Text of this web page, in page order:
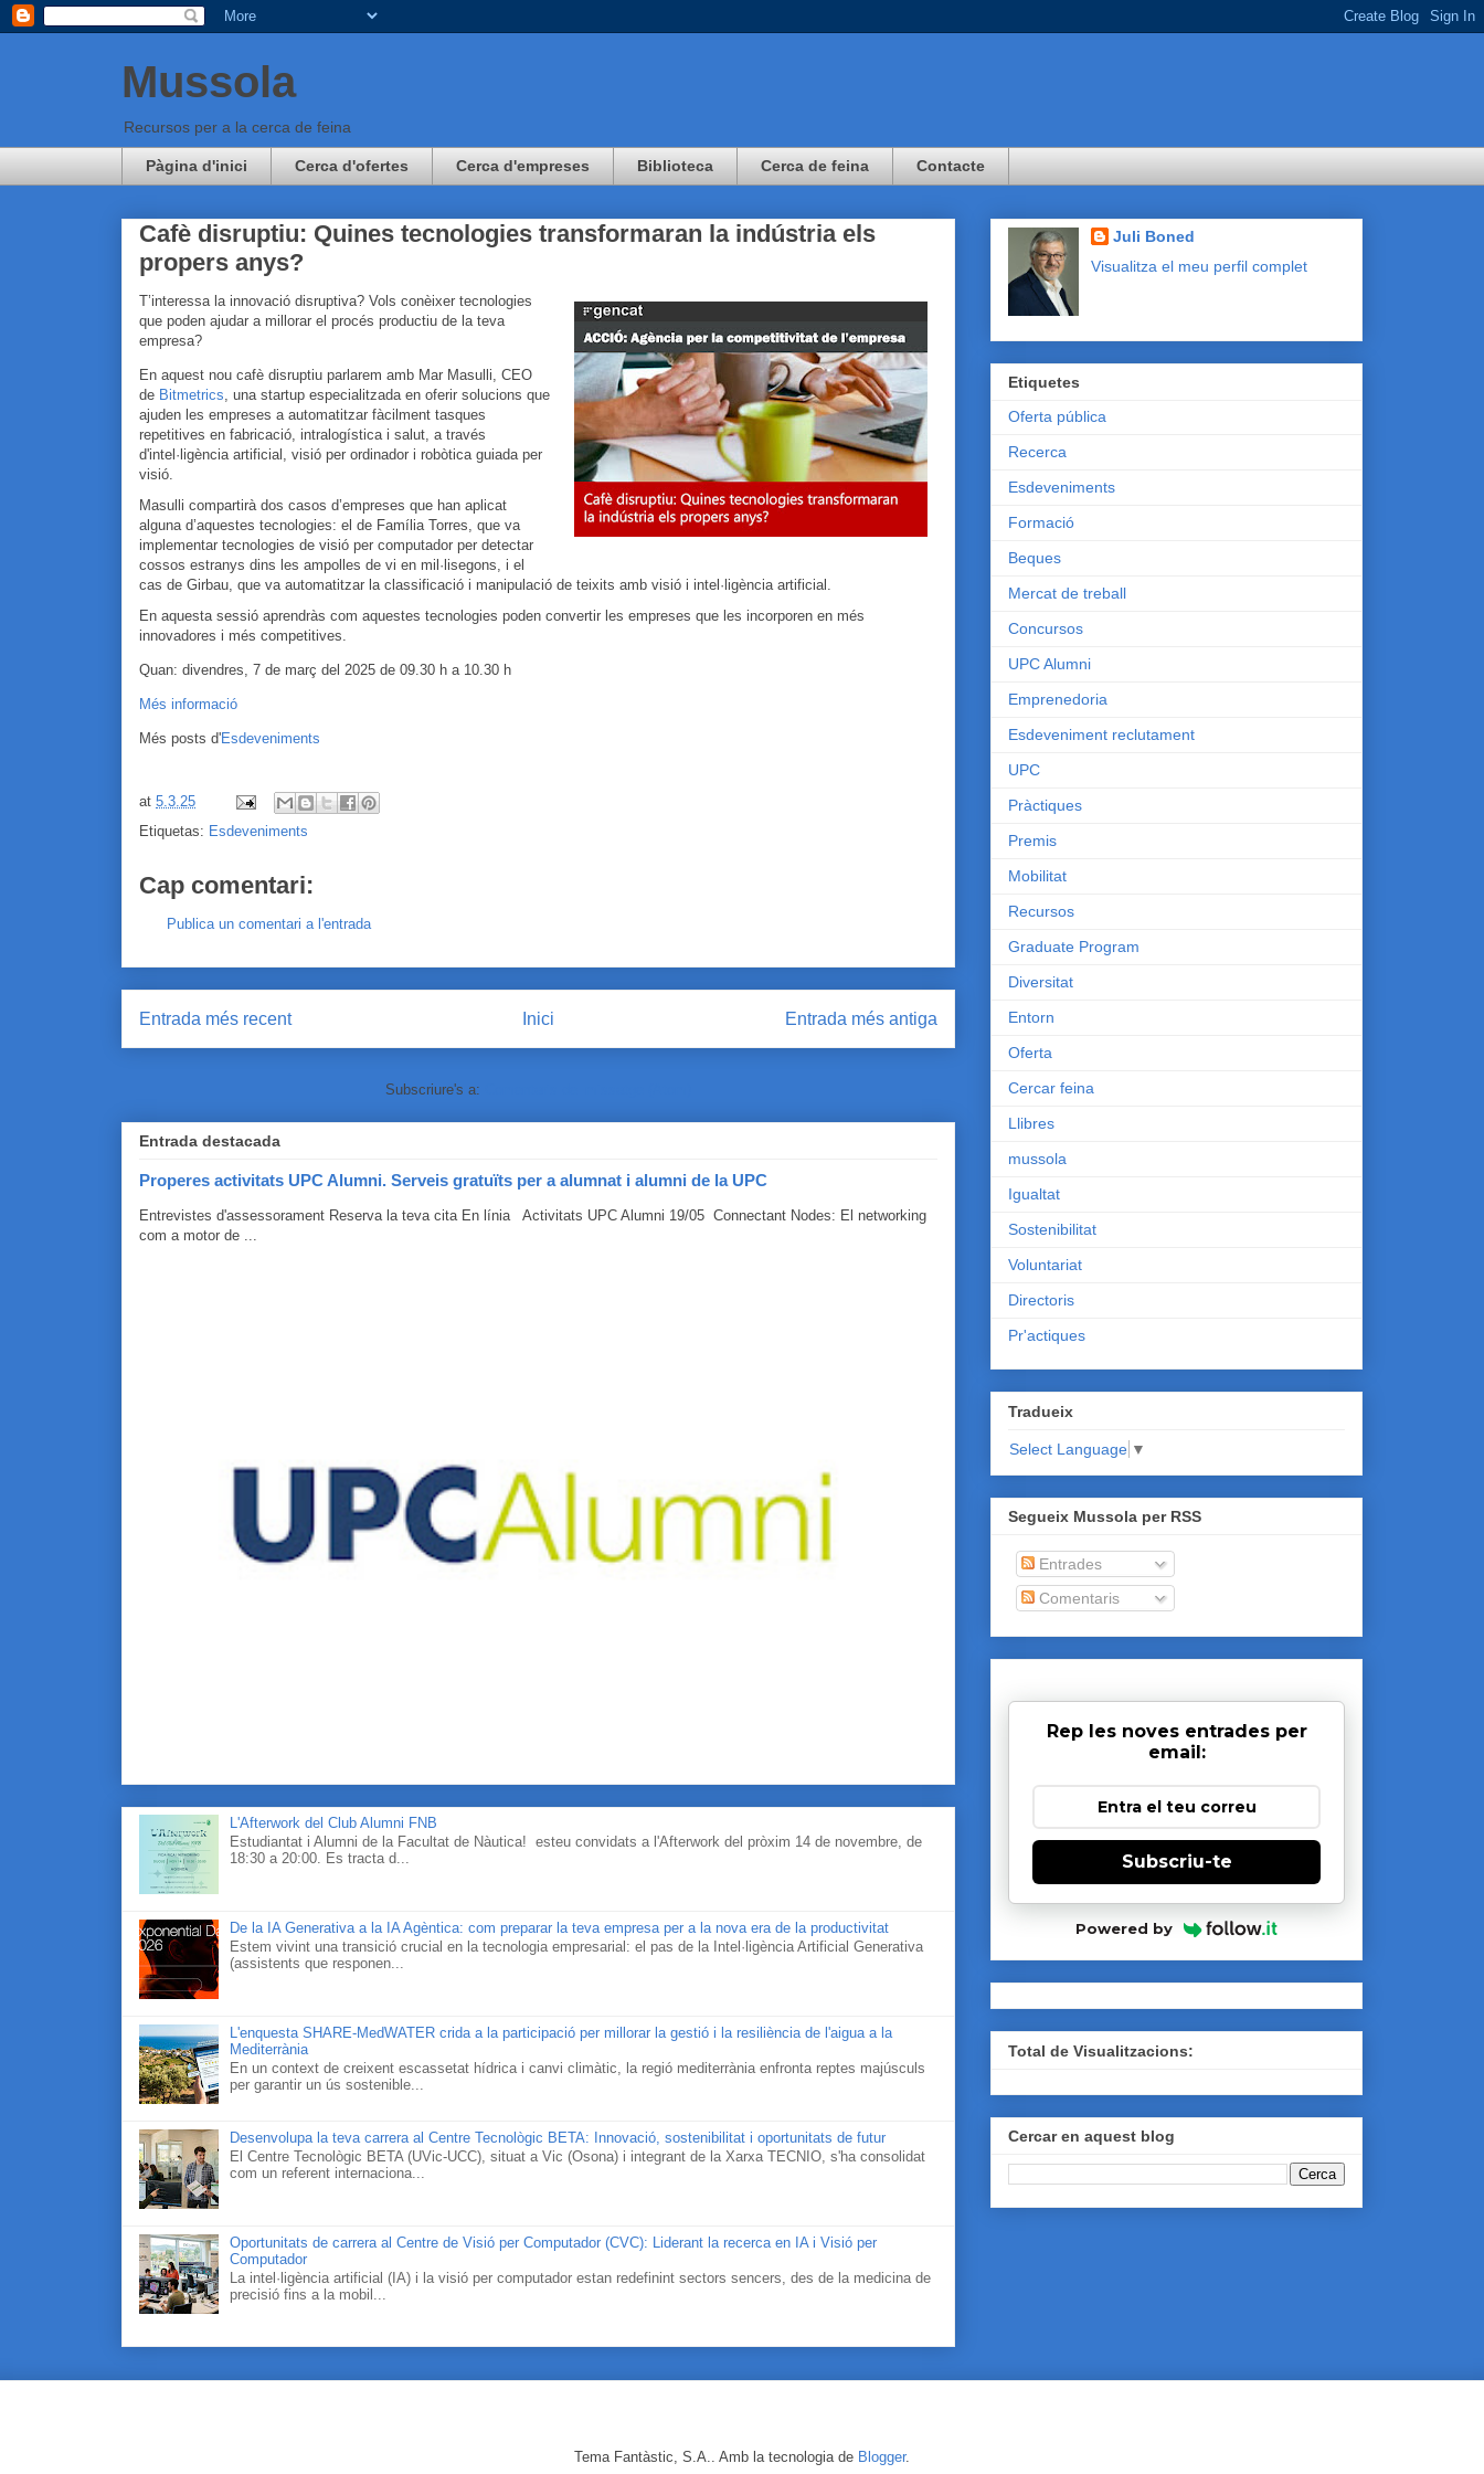
Mussola
Recursos per a la cerca de feina
Pàgina d'inici Cerca d'ofertes Cerca d'empreses Biblioteca Cerca de feina Contacte
Cafè disruptiu: Quines tecnologies transformaran la indústria els
propers anys?
T’interessa la innovació disruptiva? Vols conèixer tecnologies
que poden ajudar a millorar el procés productiu de la teva
empresa?
En aquest nou cafè disruptiu parlarem amb Mar Masulli , CEO
de Bitmetrics , una startup especialitzada en oferir solucions que
ajuden les empreses a automatitzar fàcilment tasques
repetitives en fabricació, intralogística i salut, a través
d'intel·ligència artificial, visió per ordinador i robòtica guiada per
visió.
Masulli compartirà dos casos d’empreses que han aplicat
alguna d’aquestes tecnologies: el de Família Torres , que va
implementar tecnologies de visió per computador per detectar
cossos estranys dins les ampolles de vi en mil·lisegons, i el
cas de Girbau , que va automatitzar la classificació i manipulació de teixits amb visió i intel·ligència artificial.
En aquesta sessió aprendràs com aquestes tecnologies poden convertir les empreses que les incorporen en més
innovadores i més competitives.
Quan: divendres, 7 de març del 2025 de 09.30 h a 10.30 h
Més informació
Més posts d'Esdeveniments
at 5.3.25
Etiquetas: Esdeveniments
Cap comentari:
Publica un comentari a l'entrada
Entrada més recent Entrada més antiga
Inici
Subscriure's a:
Entrada destacada
Properes activitats UPC Alumni. Serveis gratuïts per a alumnat i alumni de la UPC
Entrevistes d'assessorament Reserva la teva cita En línia Activitats UPC Alumni 19/05 Connectant Nodes: El networking
com a motor de ...
L'Afterwork del Club Alumni FNB
Estudiantat i Alumni de la Facultat de Nàutica! esteu convidats a l'Afterwork del pròxim 14 de novembre, de
18:30 a 20:00. Es tracta d...
De la IA Generativa a la IA Agèntica: com preparar la teva empresa per a la nova era de la productivitat
Estem vivint una transició crucial en la tecnologia empresarial: el pas de la Intel·ligència Artificial Generativa
(assistents que responen...
L'enquesta SHARE-MedWATER crida a la participació per millorar la gestió i la resiliència de l'aigua a la
Mediterrània
En un context de creixent escassetat hídrica i canvi climàtic, la regió mediterrània enfronta reptes majúsculs
per garantir un ús sostenible...
Desenvolupa la teva carrera al Centre Tecnològic BETA: Innovació, sostenibilitat i oportunitats de futur
El Centre Tecnològic BETA (UVic-UCC), situat a Vic (Osona) i integrant de la Xarxa TECNIO, s'ha consolidat
com un referent internaciona...
Oportunitats de carrera al Centre de Visió per Computador (CVC): Liderant la recerca en IA i Visió per
Computador
La intel·ligència artificial (IA) i la visió per computador estan redefinint sectors sencers, des de la medicina de
precisió fins a la mobil...
Juli Boned
Visualitza el meu perfil complet
Etiquetes
Oferta pública
Recerca
Esdeveniments
Formació
Beques
Mercat de treball
Concursos
UPC Alumni
Emprenedoria
Esdeveniment reclutament
UPC
Pràctiques
Premis
Mobilitat
Recursos
Graduate Program
Diversitat
Entorn
Oferta
Cercar feina
Llibres
mussola
Igualtat
Sostenibilitat
Voluntariat
Directoris
Pr'actiques
Tradueix
Select Language ▼
Segueix Mussola per RSS
Entrades
Comentaris
Rep les noves entrades per
email:
Subscriu-te
Powered by
Total de Visualitzacions:
Cercar en aquest blog
Tema Fantàstic, S.A.. Amb la tecnologia de Blogger.